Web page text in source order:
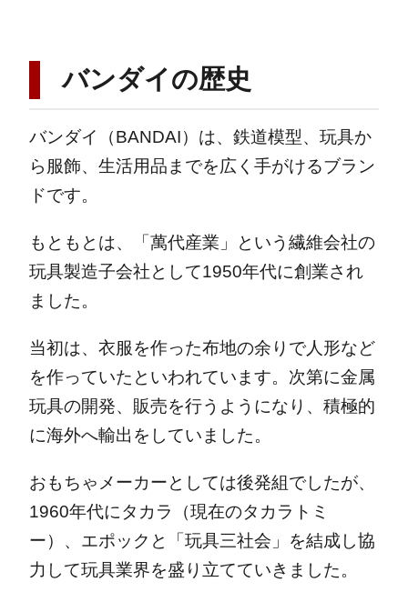
バンダイの歴史
バンダイ（BANDAI）は、鉄道模型、玩具か
ら服飾、生活用品までを広く手がけるブラン
ドです。
もともとは、「萬代産業」という繊維会社の
玩具製造子会社として1950年代に創業され
ました。
当初は、衣服を作った布地の余りで人形など
を作っていたといわれています。次第に金属
玩具の開発、販売を行うようになり、積極的
に海外へ輸出をしていました。
おもちゃメーカーとしては後発組でしたが、
1960年代にタカラ（現在のタカラトミ
ー）、エポックと「玩具三社会」を結成し協
力して玩具業界を盛り立てていきました。